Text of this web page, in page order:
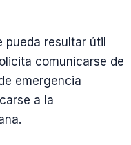
pueda resultar útil
comunicarse de
emergencia
a la